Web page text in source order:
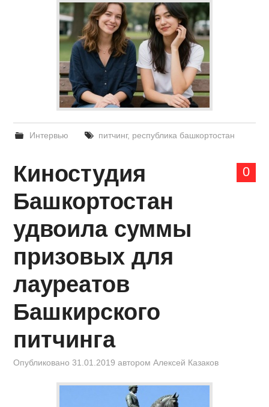
Интервью питчинг, республика башкортостан
0
Киностудия
Башкортостан
удвоила суммы
призовых для
лауреатов
Башкирского
питчинга
Опубликовано31.01.2019 авторомАлексей Казаков